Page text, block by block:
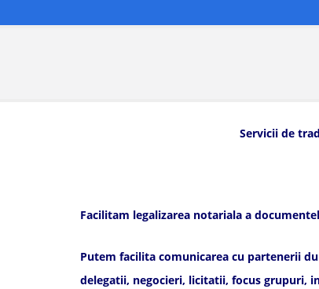
Servicii de
Facilitam legalizarea notariala a
Putem facilita comunicarea cu partenerii
delegatii, negocieri, licitatii, focus grupuri,